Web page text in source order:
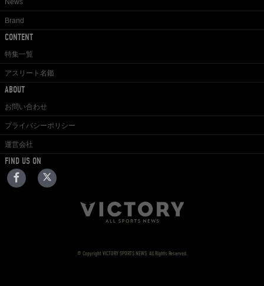
News
Brand
CONTENT
特集一覧
アスリート名鑑
ABOUT
お問い合わせ
プライバシーポリシー
運営会社
FIND US ON
© Copyright VICTORY SPORTS NEWS. All Rights Reserved.